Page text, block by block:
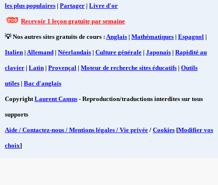
les plus populaires | Partager | Livre d'or
Recevoir 1 leçon gratuite par semaine
💡 Nos autres sites gratuits de cours : Anglais | Mathématiques | Espagnol |
Italien | Allemand | Néerlandais | Culture générale | Japonais | Rapidité au
clavier | Latin | Provençal | Moteur de recherche sites éducatifs | Outils
utiles | Bac d'anglais
CopyrightLaurent Camus - Reproduction/traductions interdites sur tous
supports
Aide / Contactez-nous / Mentions légales / Vie privée / Cookies [Modifier vos
choix]